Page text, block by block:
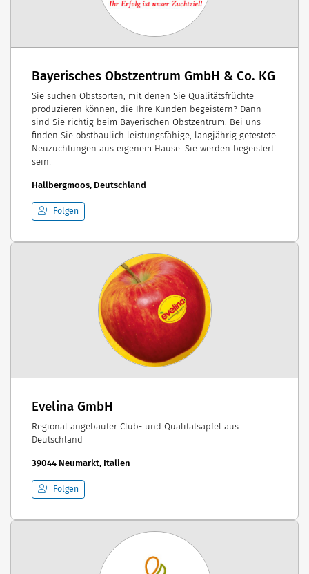
Bayerisches Obstzentrum GmbH & Co. KG
Sie suchen Obstsorten, mit denen Sie Qualitätsfrüchte
produzieren können, die Ihre Kunden begeistern? Dann
sind Sie richtig beim Bayerischen Obstzentrum. Bei uns
finden Sie obstbaulich leistungsfähige, langjährig getestete
Neuzüchtungen aus eigenem Hause. Sie werden begeistert
sein!
Hallbergmoos, Deutschland
Folgen
Evelina GmbH
Regional angebauter Club- und Qualitätsapfel aus
Deutschland
39044 Neumarkt, Italien
Folgen